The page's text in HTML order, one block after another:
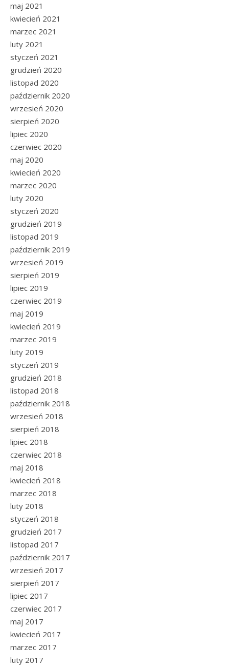
maj 2021
kwiecień 2021
marzec 2021
luty 2021
styczeń 2021
grudzień 2020
listopad 2020
październik 2020
wrzesień 2020
sierpień 2020
lipiec 2020
czerwiec 2020
maj 2020
kwiecień 2020
marzec 2020
luty 2020
styczeń 2020
grudzień 2019
listopad 2019
październik 2019
wrzesień 2019
sierpień 2019
lipiec 2019
czerwiec 2019
maj 2019
kwiecień 2019
marzec 2019
luty 2019
styczeń 2019
grudzień 2018
listopad 2018
październik 2018
wrzesień 2018
sierpień 2018
lipiec 2018
czerwiec 2018
maj 2018
kwiecień 2018
marzec 2018
luty 2018
styczeń 2018
grudzień 2017
listopad 2017
październik 2017
wrzesień 2017
sierpień 2017
lipiec 2017
czerwiec 2017
maj 2017
kwiecień 2017
marzec 2017
luty 2017